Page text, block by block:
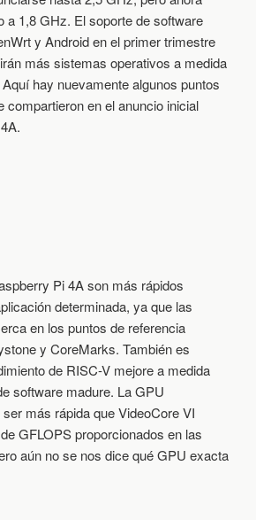
a 1,8 GHz. El soporte de software
y Android en el primer trimestre
más sistemas operativos a medida
hay nuevamente algunos puntos
compartieron en el anuncio inicial
Pi 4A son más rápidos
determinada, ya que las
en los puntos de referencia
y CoreMarks. También es
de RISC-V mejore a medida
software madure. La GPU
más rápida que VideoCore VI
GFLOPS proporcionados en las
aún no se nos dice qué GPU exacta